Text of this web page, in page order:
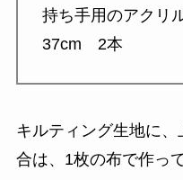
持ち手用のアクリ
37cm 2本
キルティング生地に
合は、1枚の布で作っ